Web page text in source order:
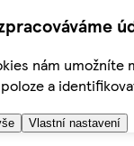
nám
a
Vlastní nastavení